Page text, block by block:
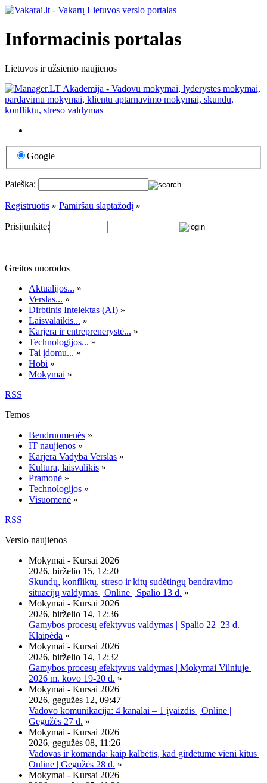
Informacinis portalas
Lietuvos ir užsienio naujienos
Google
Paieška:
Registruotis » Pamiršau slaptažodį »
Prisijunkite:
Greitos nuorodos
Aktualijos... »
Verslas... »
Dirbtinis Intelektas (AI) »
Laisvalaikis... »
Karjera ir entreprenerystė... »
Technologijos... »
Tai įdomu... »
Hobi »
Mokymai »
RSS
Temos
Bendruomenės »
IT naujienos »
Karjera Vadyba Verslas »
Kultūra, laisvalikis »
Pramonė »
Technologijos »
Visuomenė »
RSS
Verslo naujienos
Mokymai - Kursai 2026
2026, birželio 15, 12:20
Skundų, konfliktų, streso ir kitų sudėtingų bendravimo
situacijų valdymas | Online | Spalio 13 d. »
Mokymai - Kursai 2026
2026, birželio 14, 12:36
Gamybos procesų efektyvus valdymas | Spalio 22–23 d. |
Klaipėda »
Mokymai - Kursai 2026
2026, birželio 14, 12:32
Gamybos procesų efektyvus valdymas | Mokymai Vilniuje |
2026 m. kovo 19-20 d. »
Mokymai - Kursai 2026
2026, gegužės 12, 09:47
Vadovo komunikacija: 4 kanalai – 1 įvaizdis | Online |
Gegužės 27 d. »
Mokymai - Kursai 2026
2026, gegužės 08, 11:26
Vadovas ir komanda: kaip kalbėtis, kad girdėtume vieni kitus |
Online | Gegužės 28 d. »
Mokymai - Kursai 2026